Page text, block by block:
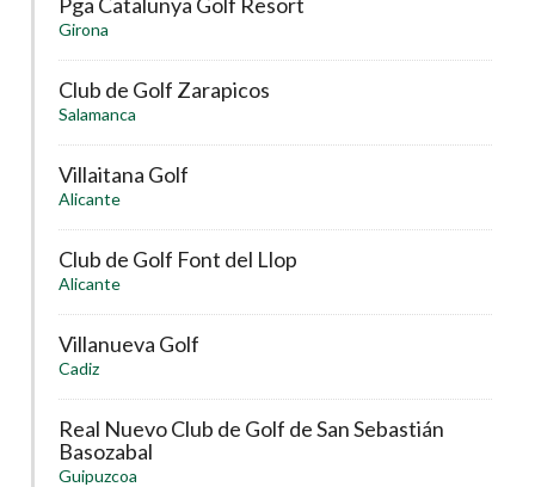
Girona
Club de Golf Zarapicos
Salamanca
Villaitana Golf
Alicante
Club de Golf Font del Llop
Alicante
Villanueva Golf
Cadiz
Real Nuevo Club de Golf de San Sebastián
Basozabal
Guipuzcoa